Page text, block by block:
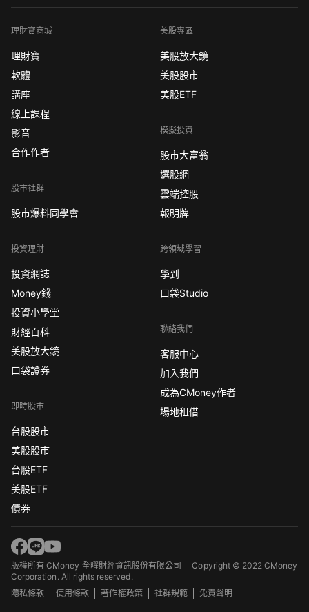
理財寶商城
理財寶
軟體
講座
線上課程
影音
合作作者
股市社群
股市爆料同學會
投資理財
投資網誌
Money錢
投資小學堂
財經百科
美股放大鏡
口袋證券
即時股市
台股股市
美股股市
台股ETF
美股ETF
債券
美股專區
美股放大鏡
美股股市
美股ETF
模擬投資
股市大富翁
選股網
雲端控股
報明牌
跨領域學習
學到
口袋Studio
聯絡我們
客服中心
加入我們
成為CMoney作者
場地租借
版權所有 CMoney 全曜財經資訊股份有限公司Copyright © 2022 CMoney
Corporation. All rights reserved.
隱私條款
使用條款 著作權政策 社群規範 免責聲明